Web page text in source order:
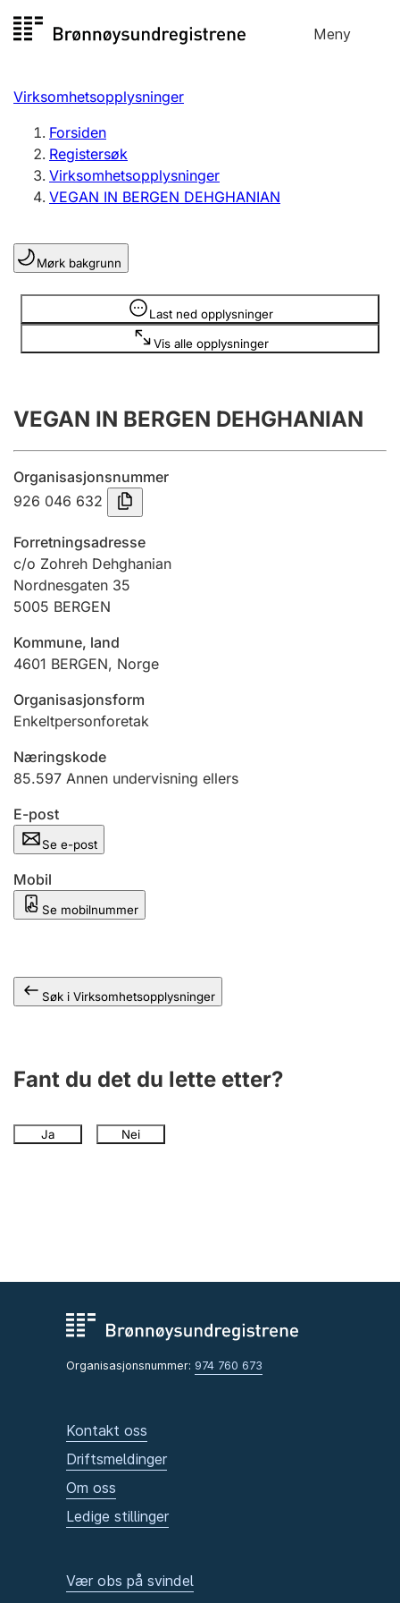
til
Meny
Registersøk
Aksjeselskap
Enkeltpersonforetak
Registrere, endre, slette
Lag og forening
Registrere, endre, slette
Årsregnskap
Innsending og forsinkelsesgebyr
Jeger
Betaling og jegeravgiftskort
Ektepaktveileder
Andre tema
Virksomhetsopplysninger
Forsiden
Registersøk
Virksomhetsopplysninger
VEGAN IN BERGEN DEHGHANIAN
Mørk bakgrunn
Last ned opplysninger
Vis alle opplysninger
Opplysninger er skjult
VEGAN IN BERGEN DEHGHANIAN
Organisasjonsnummer
926 046 632
Forretningsadresse
c/o Zohreh Dehghanian
Nordnesgaten 35
5005 BERGEN
Kommune, land
4601 BERGEN, Norge
Organisasjonsform
Enkeltpersonforetak
Næringskode
85.597 Annen undervisning ellers
E-post
Se e-post
Mobil
Se mobilnummer
Søk i Virksomhetsopplysninger
Fant du det du lette etter?
Ja Nei
Organisasjonsnummer: 974 760 673
Kontakt oss
Driftsmeldinger
Om oss
Ledige stillinger
Vær obs på svindel